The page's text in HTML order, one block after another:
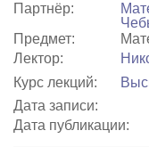
Партнёр:
Предмет:
Лектор:
Курс лекций:
Дата записи:
Дата публикации: